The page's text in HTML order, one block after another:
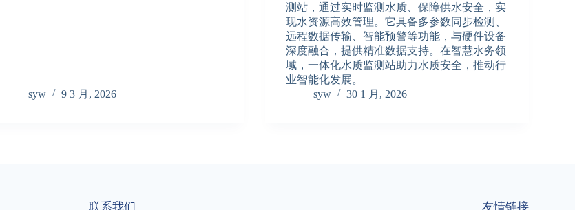
syw 9 3 月, 2026
测站，通过实时监测水质、保障供水安全，实
现水资源高效管理。它具备多参数同步检测、
远程数据传输、智能预警等功能，与硬件设备
深度融合，提供精准数据支持。在智慧水务领
域，一体化水质监测站助力水质安全，推动行
业智能化发展。
syw
30 1 月, 2026
联系我们 友情链接